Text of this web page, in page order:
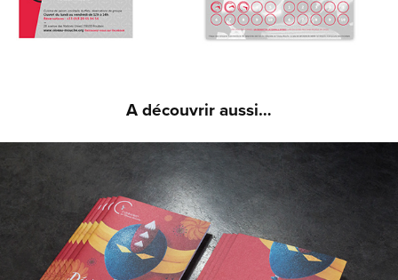
A découvrir aussi…
COMPAGNIE DE L'OISEAU-MOUCHE - IDENTITÉ
VISUELLE